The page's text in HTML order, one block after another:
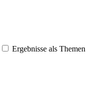
Ergebnisse als Themen